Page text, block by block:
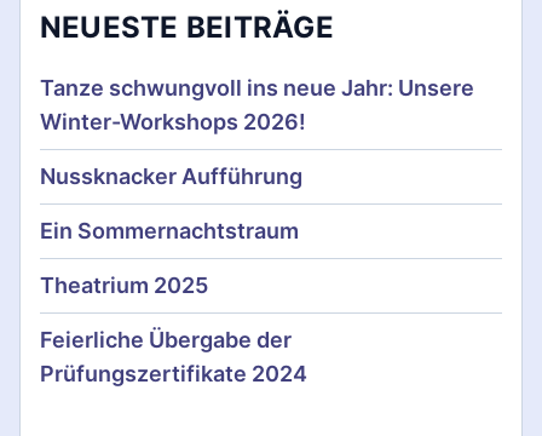
a
o
n
NEUESTE BEITRÄGE
Tanze schwungvoll ins neue Jahr: Unsere
Winter-Workshops 2026!
Nussknacker Aufführung
Ein Sommernachtstraum
Theatrium 2025
Feierliche Übergabe der
Prüfungszertifikate 2024